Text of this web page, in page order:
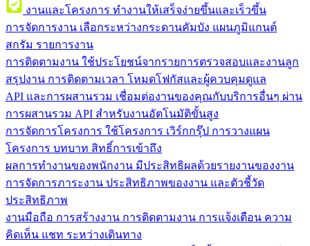
งานและโครงการ ทำงานให้เสร็จง่ายขึ้นและเร็วขึ้น
การจัดการงาน เลือกระหว่างกระดานคัมบัง แผนภูมิแกนต์
สกรัม รายการงาน
การติดตามงาน ใช้ประโยชน์จากรายการตรวจสอบและงานลูก
สรุปงาน การติดตามเวลา โหมดโฟกัสและผู้ควบคุมดูแล
API และการผสานรวม เชื่อมต่องานของคุณกับบริการอื่นๆ ผ่าน
การผสานรวม API สำหรับงานอัตโนมัติขั้นสูง
การจัดการโครงการ ใช้โครงการ เวิร์กกรุ๊ป การวางแผน
โครงการ บทบาท สิทธิ์การเข้าถึง
ผลการทำงานของพนักงาน มีประสิทธิผลด้วยรายงานของงาน
การจัดการภาระงาน ประสิทธิภาพของงาน และตัวชี้วัด
ประสิทธิภาพ
งานมือถือ การสร้างงาน การติดตามงาน การแจ้งเตือน ความ
คิดเห็น แชท ระหว่างเดินทาง